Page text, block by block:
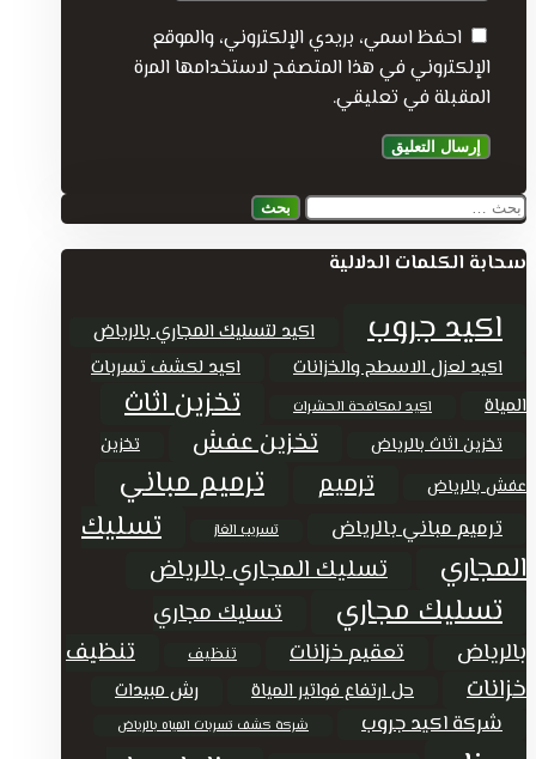
احفظ اسمي، بريدي الإلكتروني، والموقع
الإلكتروني في هذا المتصفح لاستخدامها المرة
المقبلة في تعليقي.
البحث
سحابة الكلمات الدلالية
اكيد جروب اكيد لتسليك المجاري بالرياض
اكيد لعزل الاسطح والخزانات
اكيد لكشف تسربات
المياة
اكيد لمكافحة الحشرات تخزين اثاث
تخزين اثاث بالرياض تخزين عفش
تخزين
عفش بالرياض
ترميم ترميم مباني
ترميم مباني بالرياض تسريب الغاز
تسليك
المجاري
تسليك المجاري بالرياض
تسليك مجاري
تسليك مجاري
بالرياض
تعقيم خزانات تنظيف
تنظيف
خزانات
حل ارتفاع فواتير المياة رش مبيدات
شركة اكيد جروب شركة كشف تسربات المياه بالرياض